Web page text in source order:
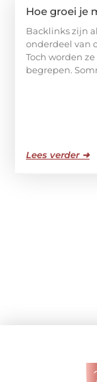
Hoe groei je
Backlinks zijn
onderdeel van
Toch worden
begrepen.
Lees verder ➜